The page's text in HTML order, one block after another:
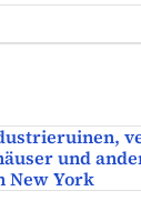
und
New York